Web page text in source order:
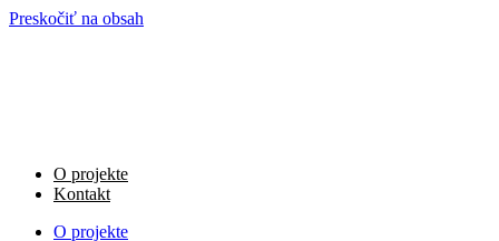
Preskočiť na obsah
O projekte
Kontakt
O projekte